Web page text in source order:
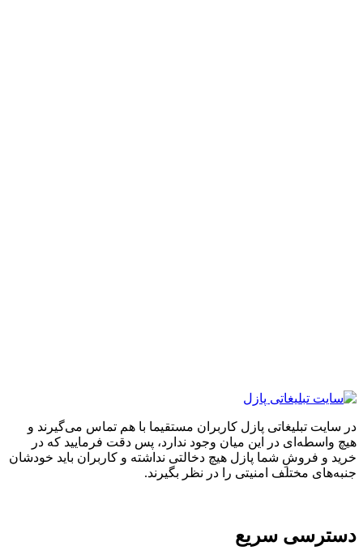
تبلیغاتی پازل کاربران مستقیما با هم تماس می‌گیرند و
در این میان وجود ندارد، پس دقت فرمایید که در
و فروشِ شما پازل هیچ دخالتی نداشته و کاربران باید خودشان
مختلف امنیتی را در نظر بگیرند.
سریع